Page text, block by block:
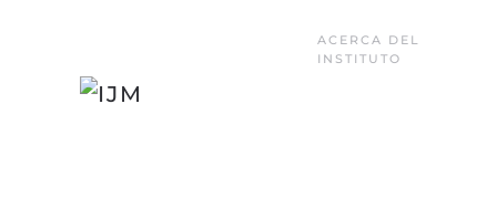
ACERCA DEL
INSTITUTO